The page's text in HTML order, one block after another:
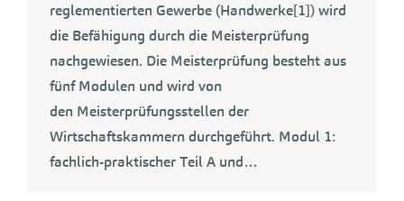
reglementierten Gewerbe (Handwerke[1]) wird
die Befähigung durch die Meisterprüfung
nachgewiesen. Die Meisterprüfung besteht aus
fünf Modulen und wird von
den Meisterprüfungsstellen der
Wirtschaftskammern durchgeführt. Modul 1:
fachlich-praktischer Teil A und…